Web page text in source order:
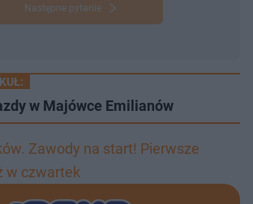
Następne pytanie
w Majówce Emilianów
Zawody na start! Pierwsze
w czwartek